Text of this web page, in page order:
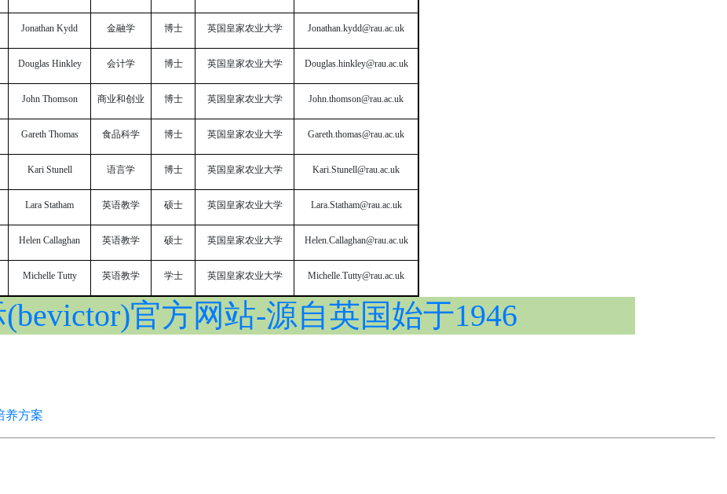
Jonathan Kydd 金融学 博士 英国皇家农业大学 Jonathan.kydd@rau.ac.uk
Douglas Hinkley 会计学 博士 英国皇家农业大学 Douglas.hinkley@rau.ac.uk
John Thomson 商业和创业 博士 英国皇家农业大学 John.thomson@rau.ac.uk
Gareth Thomas 食品科学 博士 英国皇家农业大学 Gareth.thomas@rau.ac.uk
Kari Stunell 语言学 博士 英国皇家农业大学 Kari.Stunell@rau.ac.uk
Lara Statham 英语教学 硕士 英国皇家农业大学 Lara.Statham@rau.ac.uk
Helen Callaghan 英语教学 硕士 英国皇家农业大学 Helen.Callaghan@rau.ac.uk
Michelle Tutty 英语教学 学士 英国皇家农业大学 Michelle.Tutty@rau.ac.uk
官方网站-源自英国始于1946
养方案